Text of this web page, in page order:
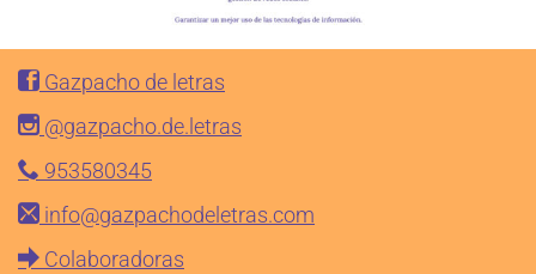
Gazpacho de letras
@gazpacho.de.letras
953580345
info@gazpachodeletras.com
Colaboradoras